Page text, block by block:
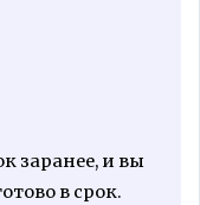
заранее, и вы
в срок.